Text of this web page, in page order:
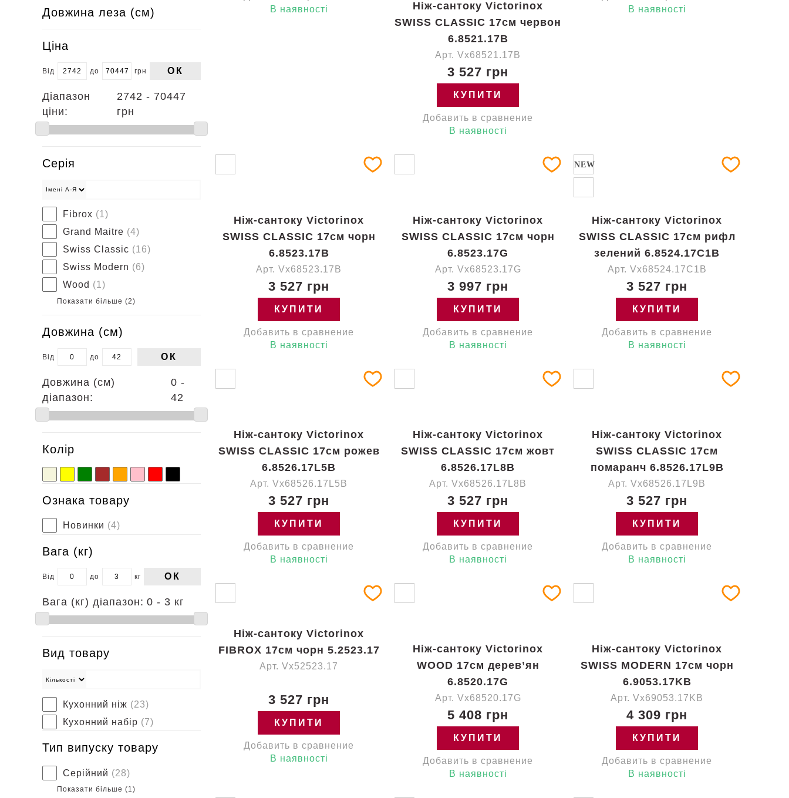
Довжина леза (см)
Ціна
Від до грн ОК
Діапазон
ціни:
2742 - 70447
грн
Серія
Fibrox (1)
Grand Maitre (4)
Swiss Classic (16)
Swiss Modern (6)
Wood (1)
Показати більше (2)
Довжина (cм)
Від до ОК
Довжина (cм)
діапазон:
0 -
42
Колір
Ознака товару
Новинки (4)
Вага (кг)
Від до кг ОК
Вага (кг) діапазон: 0 - 3 кг
Вид товару
Кухонний ніж (23)
Кухонний набір (7)
Тип випуску товару
Серійний (28)
Показати більше (1)
В наявності
Ніж-сантоку Victorinox
SWISS CLASSIC 17см червон
6.8521.17B
Арт. Vx68521.17B
3 527 грн
КУПИТИ
Добавить в сравнение
В наявності
В наявності
Ніж-сантоку Victorinox
SWISS CLASSIC 17см чорн
6.8523.17B
Арт. Vx68523.17B
3 527 грн
КУПИТИ
Добавить в сравнение
В наявності
Ніж-сантоку Victorinox
SWISS CLASSIC 17см чорн
6.8523.17G
Арт. Vx68523.17G
3 997 грн
КУПИТИ
Добавить в сравнение
В наявності
NEW
Ніж-сантоку Victorinox
SWISS CLASSIC 17см рифл
зелений 6.8524.17C1B
Арт. Vx68524.17C1B
3 527 грн
КУПИТИ
Добавить в сравнение
В наявності
Ніж-сантоку Victorinox
SWISS CLASSIC 17см рожев
6.8526.17L5B
Арт. Vx68526.17L5B
3 527 грн
КУПИТИ
Добавить в сравнение
В наявності
Ніж-сантоку Victorinox
SWISS CLASSIC 17см жовт
6.8526.17L8B
Арт. Vx68526.17L8B
3 527 грн
КУПИТИ
Добавить в сравнение
В наявності
Ніж-сантоку Victorinox
SWISS CLASSIC 17см
помаранч 6.8526.17L9B
Арт. Vx68526.17L9B
3 527 грн
КУПИТИ
Добавить в сравнение
В наявності
Ніж-сантоку Victorinox
FIBROX 17см чорн 5.2523.17
Арт. Vx52523.17
3 527 грн
КУПИТИ
Добавить в сравнение
В наявності
Ніж-сантоку Victorinox
WOOD 17см дерев’ян
6.8520.17G
Арт. Vx68520.17G
5 408 грн
КУПИТИ
Добавить в сравнение
В наявності
Ніж-сантоку Victorinox
SWISS MODERN 17см чорн
6.9053.17KB
Арт. Vx69053.17KB
4 309 грн
КУПИТИ
Добавить в сравнение
В наявності